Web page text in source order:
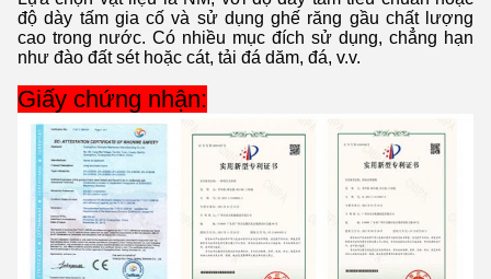
độ dày tấm gia cố và sử dụng ghế răng gầu chất lượng
cao trong nước. Có nhiều mục đích sử dụng, chẳng hạn
như đào đất sét hoặc cát, tải đá dăm, đá, v.v.
Giấy chứng nhận: